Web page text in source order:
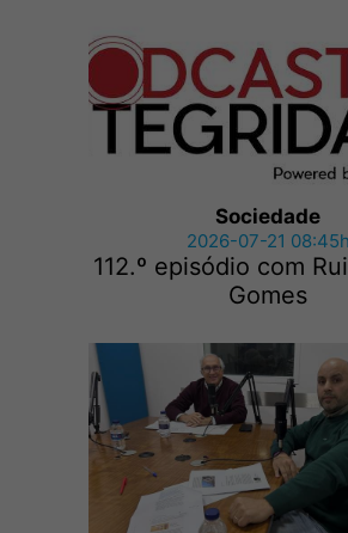
Sociedade
2026-07-21 08:45h
112.º episódio com
Gomes